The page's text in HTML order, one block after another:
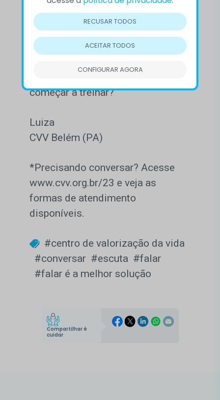
A realidade é que, ao longo dos
anos, desaprendemos o essencial,
começar a treinar?
Luiza
CVV Belém (PA)
*Precisando conversar? Acesse
www.cvv.org.br/23 e veja as
formas de atendimento
disponíveis.
#centro de valorização da vida
#conversar #escuta #falar
#falar é a melhor solução
Compartilhar é
cuidar
RECUSAR TODOS
ACEITAR TODOS
CONFIGURAR AGORA